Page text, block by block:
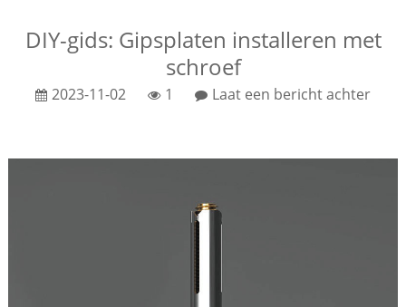
DIY-gids: Gipsplaten installeren met
schroef
2023-11-02 1 Laat een bericht achter